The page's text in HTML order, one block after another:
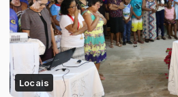
Locais